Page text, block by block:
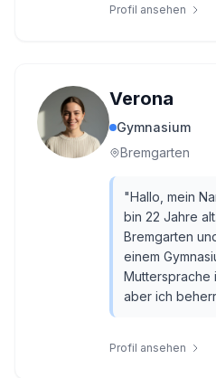
Profil ansehen
Verona
Gymnasium
Bremgarten
"Hallo, mein
bin 22 Jahre
Bremgarten
einem
Muttersprache
aber ich
Profil ansehen